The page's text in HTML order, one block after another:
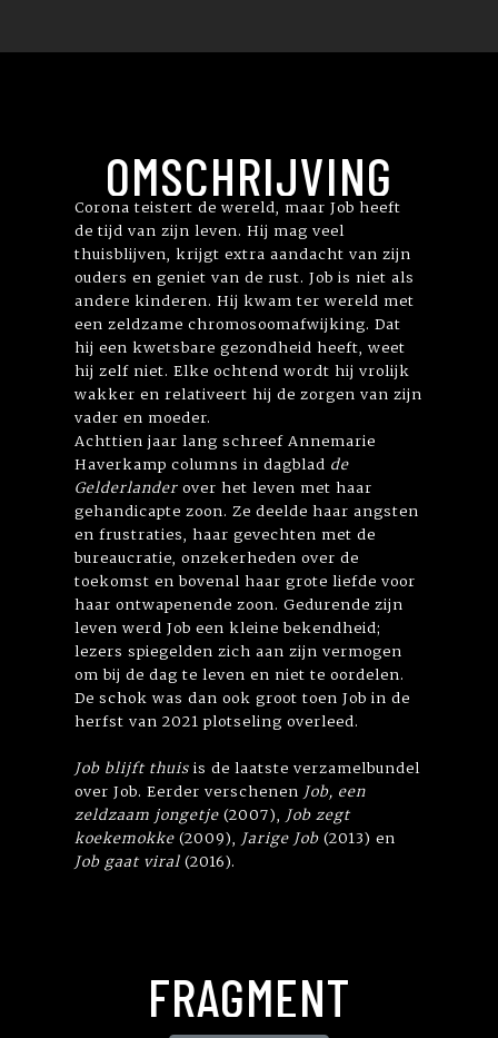
OMSCHRIJVING
Corona teistert de wereld, maar Job heeft
de tijd van zijn leven. Hij mag veel
thuisblijven, krijgt extra aandacht van zijn
ouders en geniet van de rust. Job is niet als
andere kinderen. Hij kwam ter wereld met
een zeldzame chromosoomafwijking. Dat
hij een kwetsbare gezondheid heeft, weet
hij zelf niet. Elke ochtend wordt hij vrolijk
wakker en relativeert hij de zorgen van zijn
vader en moeder.
Achttien jaar lang schreef Annemarie
Haverkamp columns in dagblad de
Gelderlanderover het leven met haar
gehandicapte zoon. Ze deelde haar angsten
en frustraties, haar gevechten met de
bureaucratie, onzekerheden over de
toekomst en bovenal haar grote liefde voor
haar ontwapenende zoon. Gedurende zijn
leven werd Job een kleine bekendheid;
lezers spiegelden zich aan zijn vermogen
om bij de dag te leven en niet te oordelen.
De schok was dan ook groot toen Job in de
herfst van 2021 plotseling overleed.
Job blijft thuisis de laatste verzamelbundel
over Job. Eerder verschenen Job, een
zeldzaam jongetje(2007), Job zegt
koekemokke(2009), Jarige Job(2013) en
Job gaat viral(2016).
FRAGMENT